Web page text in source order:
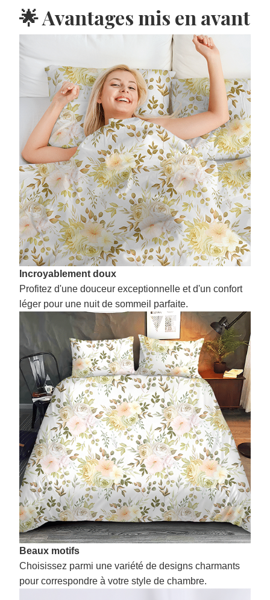
🌟 Avantages mis en avant
Incroyablement doux
Profitez d'une douceur exceptionnelle et d'un confort
léger pour une nuit de sommeil parfaite.
Beaux motifs
Choisissez parmi une variété de designs charmants
pour correspondre à votre style de chambre.